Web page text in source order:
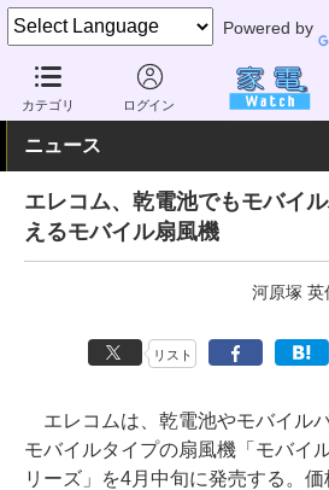
Powered by
カテゴリ ログイン
家電 Watch 空調家電 扇風機 USB
ニュース
エレコム、乾電池でもモバイ
えるモバイル扇風機
河原塚 英
リスト
エレコムは、乾電池やモバイル
モバイルタイプの扇風機「モバイ
リーズ」を4月中旬に発売する。価